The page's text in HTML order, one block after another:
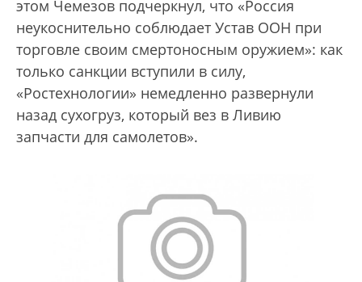
этом Чемезов подчеркнул, что «Россия
неукоснительно соблюдает Устав ООН при
торговле своим смертоносным оружием»: как
только санкции вступили в силу,
«Ростехнологии» немедленно развернули
назад сухогруз, который вез в Ливию
запчасти для самолетов».